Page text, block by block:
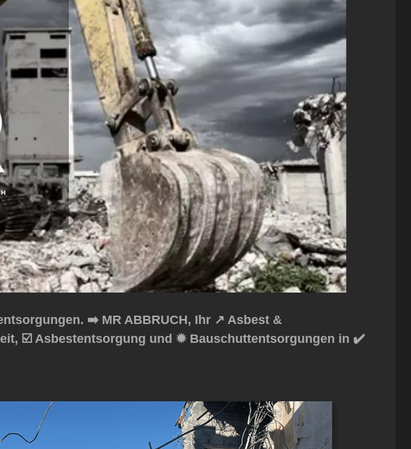
➡️ MR ABBRUCH, Ihr ↗️ Asbest &
☑️ Asbestentsorgung und ✹ Bauschuttentsorgungen in ✔️